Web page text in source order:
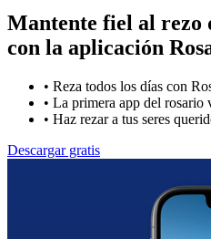
Mantente fiel al rezo
con la aplicación
• Reza todos los días con
• La primera app del rosario
• Haz rezar a tus seres
Descargar gratis